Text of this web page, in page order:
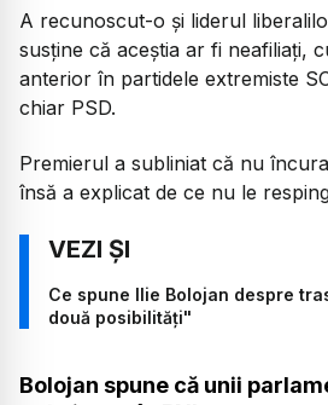
A recunoscut-o și liderul
susține că aceștia ar fi neafiliați,
anterior în partidele extremiste
chiar PSD.
Premierul a subliniat că nu
însă a explicat de ce nu le
Ce spune Ilie Bolojan despre
două posibilități"
Bolojan spune că unii